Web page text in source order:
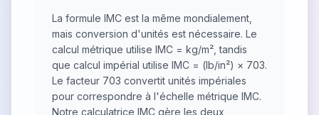
La formule IMC est la même mondialement,
mais conversion d'unités est nécessaire. Le
calcul métrique utilise IMC = kg/m², tandis
que calcul impérial utilise IMC = (lb/in²) × 703.
Le facteur 703 convertit unités impériales
pour correspondre à l'échelle métrique IMC.
Notre calculatrice IMC gère les deux